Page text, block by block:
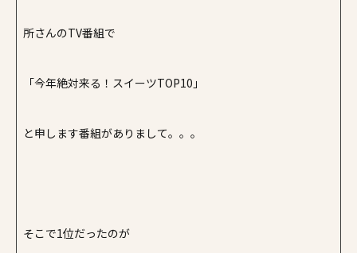
所さんのTV番組で
「今年絶対来る！スイーツTOP10」
と申します番組がありまして。。。
そこで1位だったのが